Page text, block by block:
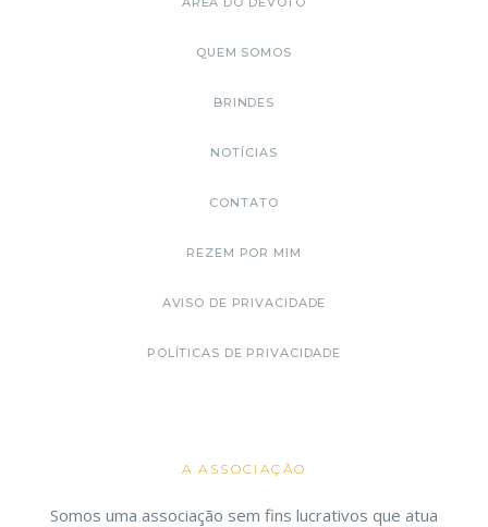
QUEM SOMOS
BRINDES
NOTÍCIAS
CONTATO
REZEM POR MIM
AVISO DE PRIVACIDADE
POLÍTICAS DE PRIVACIDADE
A ASSOCIAÇÃO
Somos uma associação sem fins lucrativos que atua